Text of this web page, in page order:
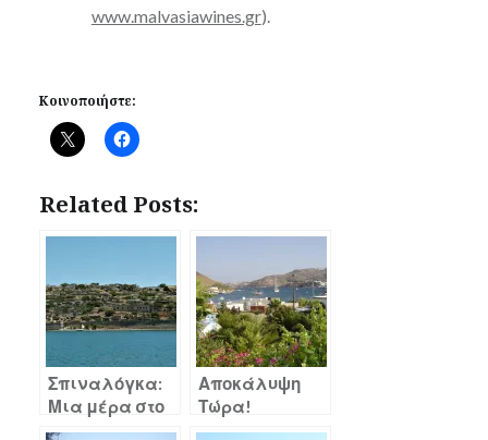
www.malvasiawines.gr).
Κοινοποιήστε:
Related Posts:
Σπιναλόγκα:
Μια μέρα στο
Νησί
Αποκάλυψη
Τώρα!